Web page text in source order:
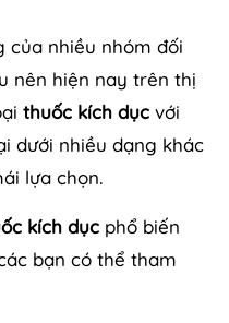
của nhiều nhóm đối
nên hiện nay trên thị
thuốc kích dục với
dưới nhiều dạng khác
lựa chọn.
kích dục phổ biến
bạn có thể tham